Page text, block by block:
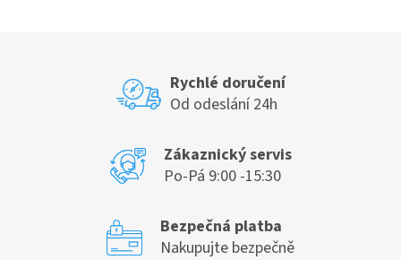
Rychlé doručení
Od odeslání 24h
Zákaznický servis
Po-Pá 9:00 -15:30
Bezpečná platba
Nakupujte bezpečně